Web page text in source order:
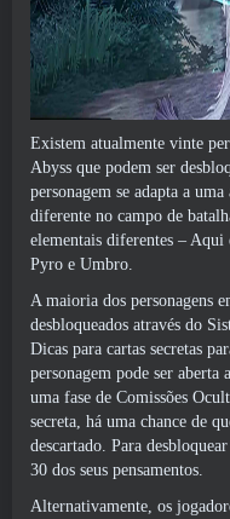
Existem atualmente vinte
Abyss que podem ser
personagem se adapta a
diferente no campo de
elementais diferentes –
Pyro e Umbro.
A maioria dos personagens
desbloqueados através do
Dicas para cartas secretas
personagem pode ser aberta
uma fase de Comissões
secreta, há uma chance de
descartado. Para
30 dos seus pensamentos.
Alternativamente, os